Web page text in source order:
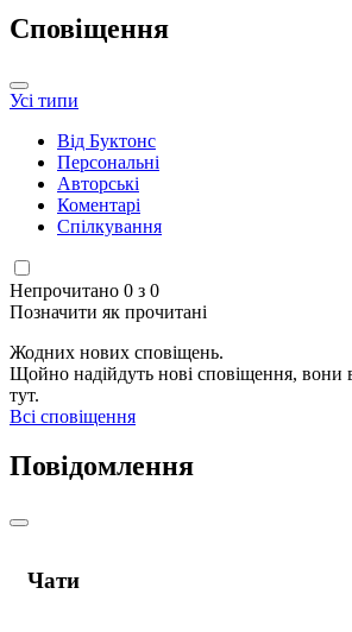
Сповіщення
Усі типи
Від Буктонс
Персональні
Авторські
Коментарі
Спілкування
Непрочитано 0 з 0
Позначити як прочитані
Жодних нових сповіщень.
Щойно надійдуть нові сповіщення, вони
тут.
Всі сповіщення
Повідомлення
Чати